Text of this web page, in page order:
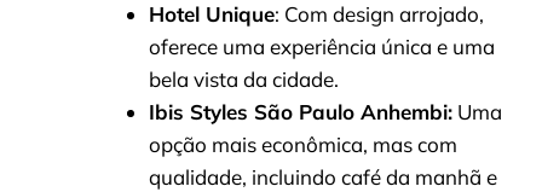
Hotel Unique: Com design arrojado,
oferece uma experiência única e uma
bela vista da cidade.
Ibis Styles São Paulo Anhembi: Uma
opção mais econômica, mas com
qualidade, incluindo café da manhã e